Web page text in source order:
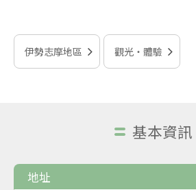
伊勢志摩地區 觀光‧體驗
基本資訊
地址